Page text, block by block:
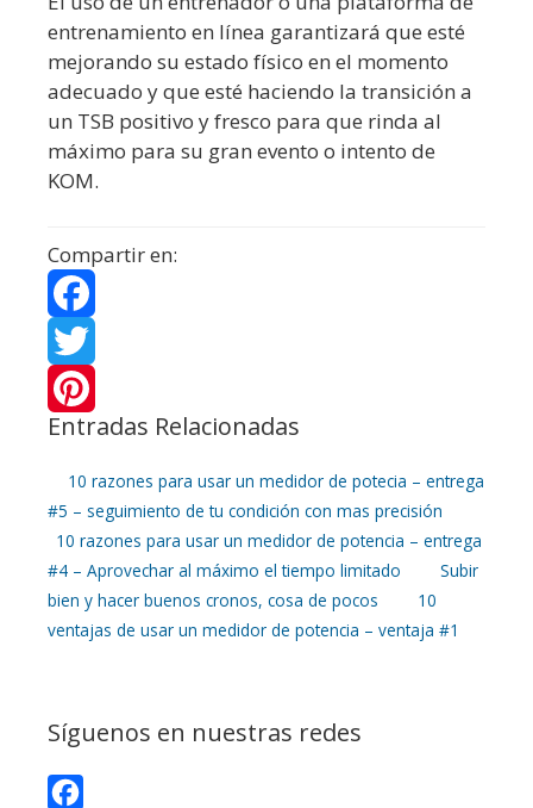
entrenamiento en línea garantizará que esté
mejorando su estado físico en el momento
adecuado y que esté haciendo la transición a
un TSB positivo y fresco para que rinda al
máximo para su gran evento o intento de
KOM.
Compartir en:
F
a
c
b
o
o
T
w
t
e
P
n
t
e
e
s
Entradas Relacionadas
10 razones para usar un medidor de potecia – entrega
#5 – seguimiento de tu condición con mas precisión
10 razones para usar un medidor de potencia – entrega
#4 – Aprovechar al máximo el tiempo limitado
Subir
bien y hacer buenos cronos, cosa de pocos
10
ventajas de usar un medidor de potencia – ventaja #1
Síguenos en nuestras redes